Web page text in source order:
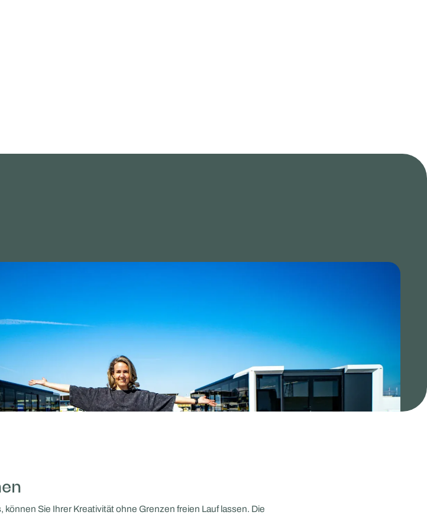
Sie Ihrer Kreativität ohne Grenzen freien Lauf lassen. Die